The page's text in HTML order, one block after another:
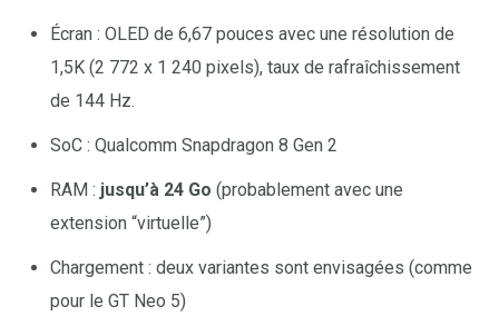
Écran : OLED de 6,67 pouces avec une résolution de
1,5K (2 772 x 1 240 pixels), taux de rafraîchissement
de 144 Hz.
SoC : Qualcomm Snapdragon 8 Gen 2
RAM : jusqu’à 24 Go (probablement avec une
extension “virtuelle”)
Chargement : deux variantes sont envisagées (comme
pour le GT Neo 5)